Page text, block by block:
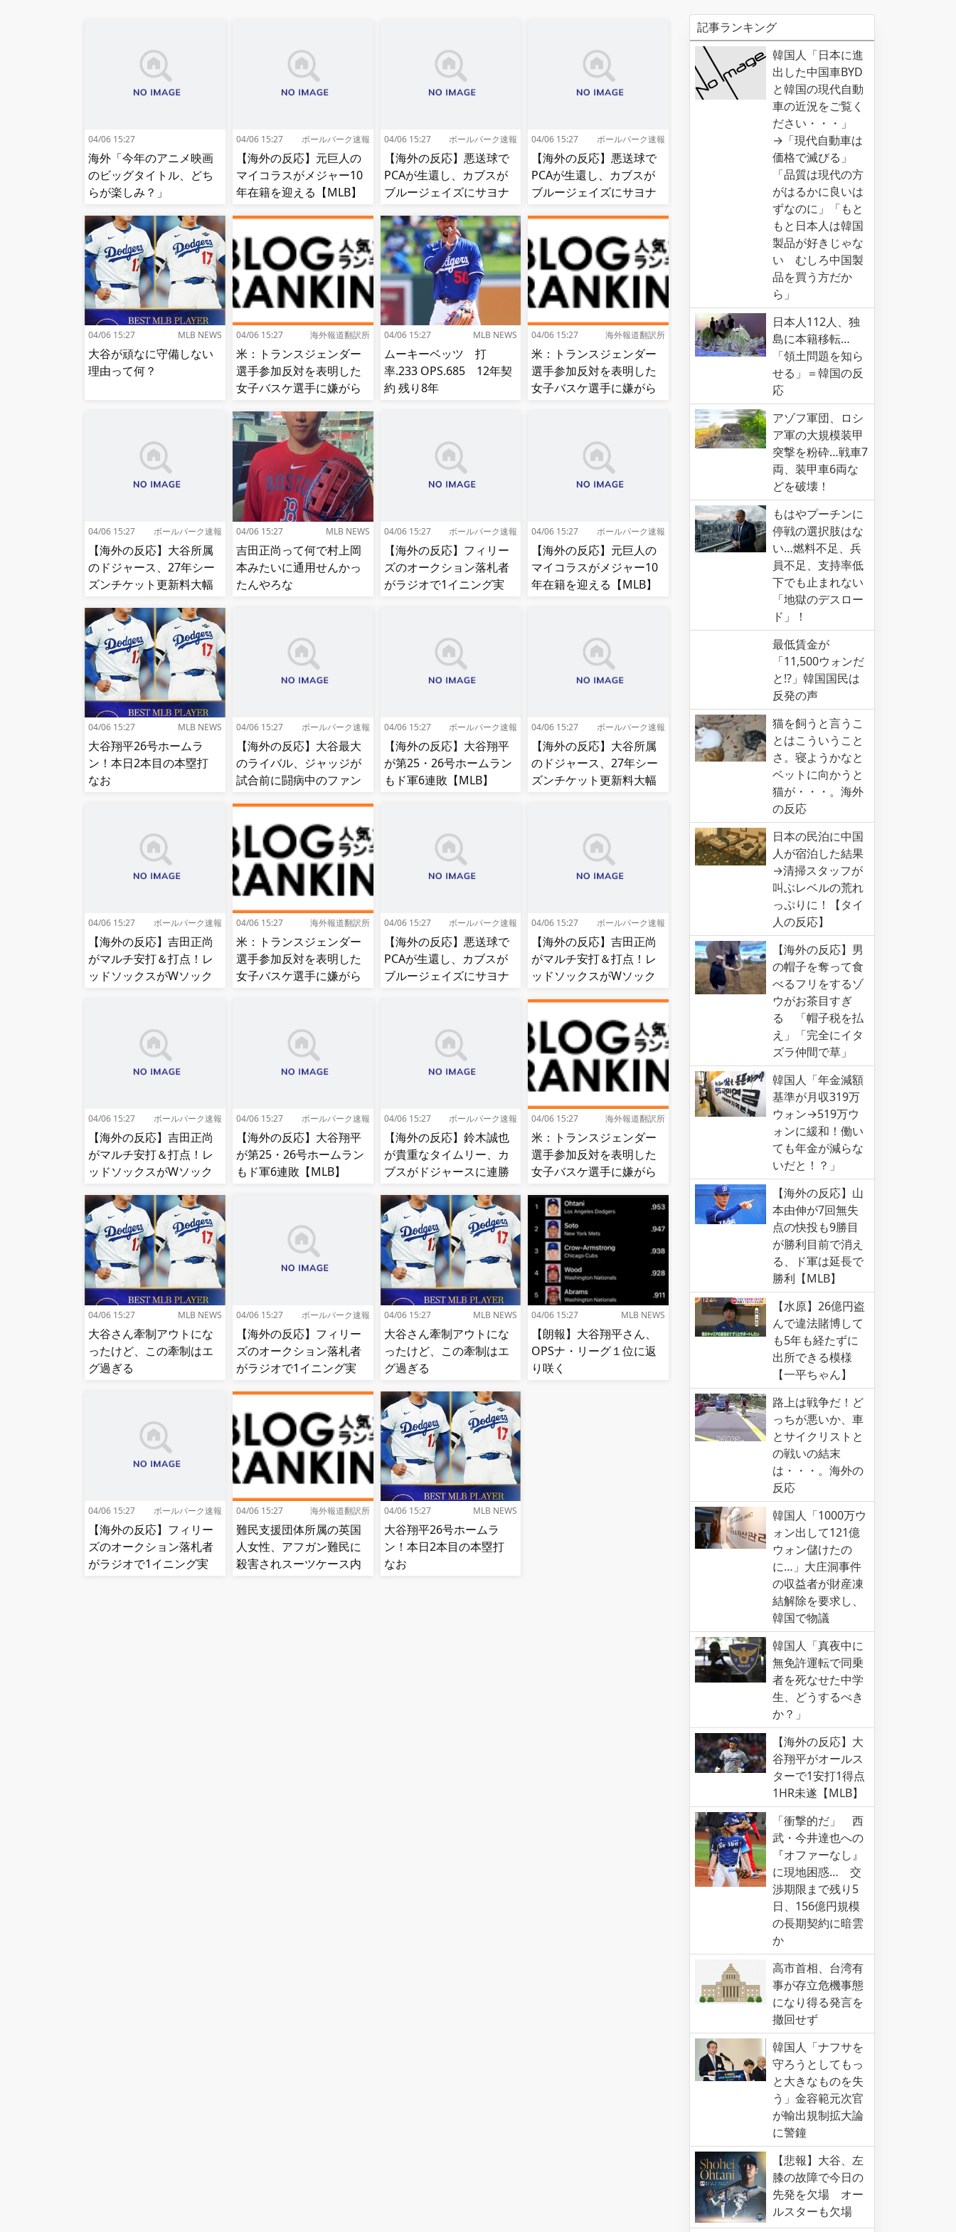
04/06 15:27
海外「今年のアニメ映画
のビッグタイトル、どち
らが楽しみ？」
04/06 15:27 ボールパーク速報
【海外の反応】元巨人の
マイコラスがメジャー10
年在籍を迎える【MLB】
04/06 15:27 ボールパーク速報
【海外の反応】悪送球で
PCAが生還し、カブスが
ブルージェイズにサヨナ
04/06 15:27 ボールパーク速報
【海外の反応】悪送球で
PCAが生還し、カブスが
ブルージェイズにサヨナ
04/06 15:27 MLB NEWS
大谷が頑なに守備しない
理由って何？
04/06 15:27 海外報道翻訳所
米：トランスジェンダー
選手参加反対を表明した
女子バスケ選手に嫌がら
（？）肘鉄を顔面に食ら
う[海外の反応]
04/06 15:27 MLB NEWS
ムーキーベッツ 打
率.233 OPS.685 12年契
約 残り8年
04/06 15:27 海外報道翻訳所
米：トランスジェンダー
選手参加反対を表明した
女子バスケ選手に嫌がら
う[海外の反応]
04/06 15:27 ボールパーク速報
【海外の反応】大谷所属
のドジャース、27年シー
ズンチケット更新料大幅
04/06 15:27 MLB NEWS
吉田正尚って何で村上岡
本みたいに通用せんかっ
たんやろな
04/06 15:27 ボールパーク速報
【海外の反応】フィリー
ズのオークション落札者
がラジオで1イニング実
04/06 15:27 ボールパーク速報
【海外の反応】元巨人の
マイコラスがメジャー10
年在籍を迎える【MLB】
04/06 15:27 MLB NEWS
大谷翔平26号ホームラ
ン！本日2本目の本塁打
なお
04/06 15:27 ボールパーク速報
【海外の反応】大谷最大
のライバル、ジャッジが
試合前に闘病中のファン
04/06 15:27 ボールパーク速報
【海外の反応】大谷翔平
が第25・26号ホームラン
もド軍6連敗【MLB】
04/06 15:27 ボールパーク速報
【海外の反応】大谷所属
のドジャース、27年シー
ズンチケット更新料大幅
04/06 15:27 ボールパーク速報
【海外の反応】吉田正尚
がマルチ安打＆打点！レ
ッドソックスがWソック
04/06 15:27 海外報道翻訳所
米：トランスジェンダー
選手参加反対を表明した
女子バスケ選手に嫌がら
う[海外の反応]
04/06 15:27 ボールパーク速報
【海外の反応】悪送球で
PCAが生還し、カブスが
ブルージェイズにサヨナ
04/06 15:27 ボールパーク速報
【海外の反応】吉田正尚
がマルチ安打＆打点！レ
ッドソックスがWソック
04/06 15:27 ボールパーク速報
【海外の反応】吉田正尚
がマルチ安打＆打点！レ
ッドソックスがWソック
【MLB】
04/06 15:27 ボールパーク速報
【海外の反応】大谷翔平
が第25・26号ホームラン
もド軍6連敗【MLB】
04/06 15:27 ボールパーク速報
【海外の反応】鈴木誠也
が貴重なタイムリー、カ
ブスがドジャースに連勝
04/06 15:27 海外報道翻訳所
米：トランスジェンダー
選手参加反対を表明した
女子バスケ選手に嫌がら
（？）肘鉄を顔面に食ら
う[海外の反応]
04/06 15:27 MLB NEWS
大谷さん牽制アウトにな
ったけど、この牽制はエ
グ過ぎる
04/06 15:27 ボールパーク速報
【海外の反応】フィリー
ズのオークション落札者
がラジオで1イニング実
04/06 15:27 MLB NEWS
大谷さん牽制アウトにな
ったけど、この牽制はエ
グ過ぎる
04/06 15:27 MLB NEWS
【朗報】大谷翔平さん、
OPSナ・リーグ１位に返
り咲く
04/06 15:27 ボールパーク速報
【海外の反応】フィリー
ズのオークション落札者
がラジオで1イニング実
04/06 15:27 海外報道翻訳所
難民支援団体所属の英国
人女性、アフガン難民に
殺害されスーツケース内
04/06 15:27 MLB NEWS
大谷翔平26号ホームラ
ン！本日2本目の本塁打
なお
記事ランキング
韓国人「日本に進
出した中国車BYD
と韓国の現代自動
車の近況をご覧く
ださい・・・」
→「現代自動車は
価格で滅びる」
「品質は現代の方
がはるかに良いは
ずなのに」「もと
もと日本人は韓国
製品が好きじゃな
い むしろ中国製
品を買う方だか
ら」
日本人112人、独
島に本籍移転…
「領土問題を知ら
せる」＝韓国の反
応
アゾフ軍団、ロシ
ア軍の大規模装甲
突撃を粉砕…戦車7
両、装甲車6両な
どを破壊！
もはやプーチンに
停戦の選択肢はな
い…燃料不足、兵
員不足、支持率低
下でも止まれない
「地獄のデスロー
ド」！
最低賃金が
「11,500ウォンだ
と!?」韓国国民は
反発の声
猫を飼うと言うこ
とはこういうこと
さ。寝ようかなと
ベットに向かうと
猫が・・・。海外
の反応
日本の民泊に中国
人が宿泊した結果
→清掃スタッフが
叫ぶレベルの荒れ
っぷりに！【タイ
人の反応】
【海外の反応】男
の帽子を奪って食
べるフリをするゾ
ウがお茶目すぎ
る 「帽子税を払
え」「完全にイタ
ズラ仲間で草」
韓国人「年金減額
基準が月収319万
ウォン→519万ウ
ォンに緩和！働い
ても年金が減らな
いだと！？」
【海外の反応】山
本由伸が7回無失
点の快投も9勝目
が勝利目前で消え
る、ド軍は延長で
勝利【MLB】
【水原】26億円盗
んで違法賭博して
も5年も経たずに
出所できる模様
【一平ちゃん】
路上は戦争だ！ど
っちが悪いか、車
とサイクリストと
の戦いの結末
は・・・。海外の
反応
韓国人「1000万ウ
ォン出して121億
ウォン儲けたの
に…」大庄洞事件
の収益者が財産凍
結解除を要求し、
韓国で物議
韓国人「真夜中に
無免許運転で同乗
者を死なせた中学
生、どうするべき
か？」
【海外の反応】大
谷翔平がオールス
ターで1安打1得点
1HR未遂【MLB】
「衝撃的だ」 西
武・今井達也への
『オファーなし』
に現地困惑… 交
渉期限まで残り5
日、156億円規模
の長期契約に暗雲
か
高市首相、台湾有
事が存立危機事態
になり得る発言を
撤回せず
韓国人「ナフサを
守ろうとしてもっ
と大きなものを失
う」金容範元次官
が輸出規制拡大論
に警鐘
【悲報】大谷、左
膝の故障で今日の
先発を欠場 オー
ルスターも欠場